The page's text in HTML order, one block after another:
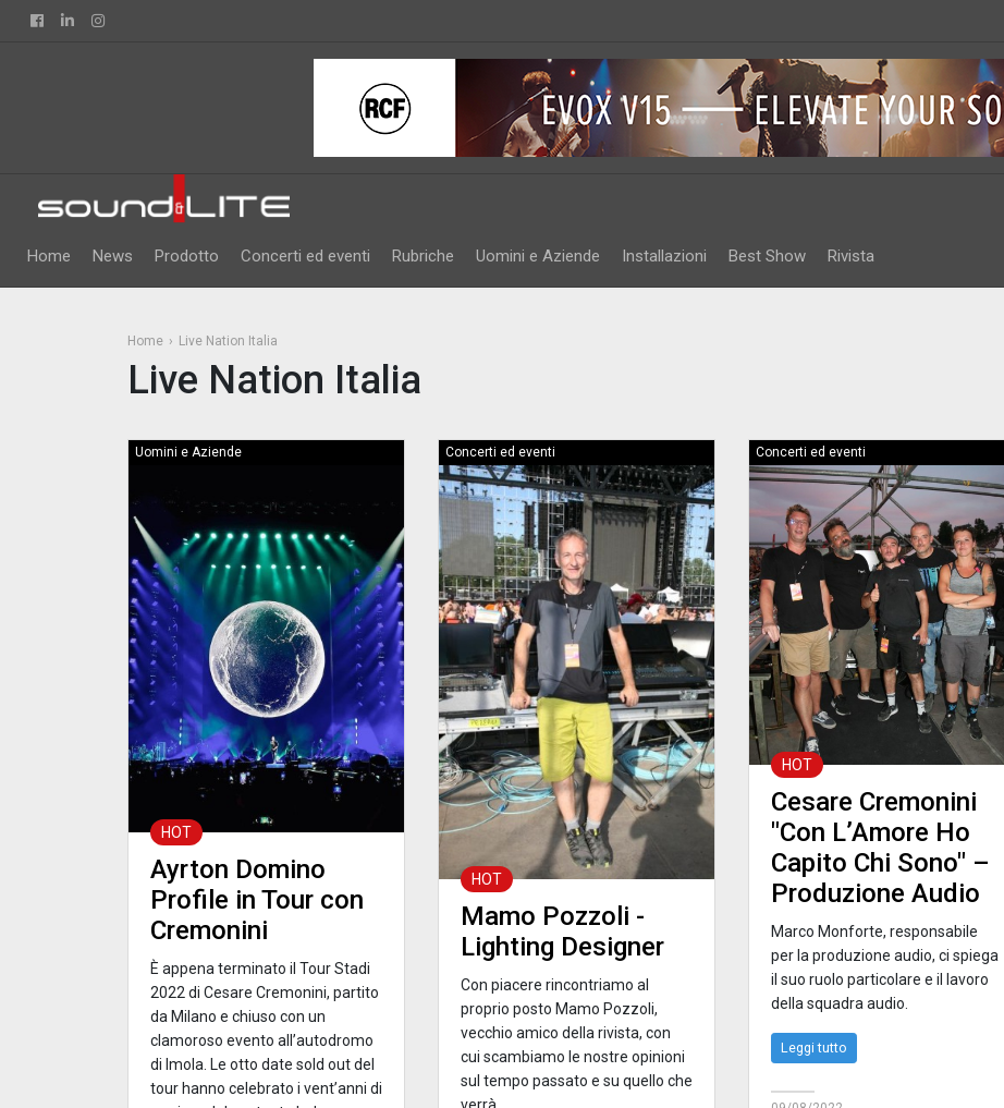
FacebookLinkedin
Home News Prodotto Concerti ed eventi Rubriche Uomini e Aziende Installazioni Best Show Rivista
Home Live Nation Italia
Live Nation Italia
Uomini e Aziende
HOT
Ayrton Domino
Profile in Tour con
Cremonini
È appena terminato il Tour Stadi
2022 di Cesare Cremonini, partito
da Milano e chiuso con un
clamoroso evento all’autodromo
di Imola. Le otto date sold out del
tour hanno celebrato i vent’anni di
Concerti ed eventi
HOT
Mamo Pozzoli -
Lighting Designer
Con piacere rincontriamo al
proprio posto Mamo Pozzoli,
vecchio amico della rivista, con
cui scambiamo le nostre opinioni
sul tempo passato e su quello che
verrà.
Concerti ed eventi
HOT
Cesare Cremonini
"Con L’Amore Ho
Capito Chi Sono" –
Produzione Audio
Marco Monforte, responsabile
per la produzione audio, ci spiega
il suo ruolo particolare e il lavoro
della squadra audio.
Leggi tutto